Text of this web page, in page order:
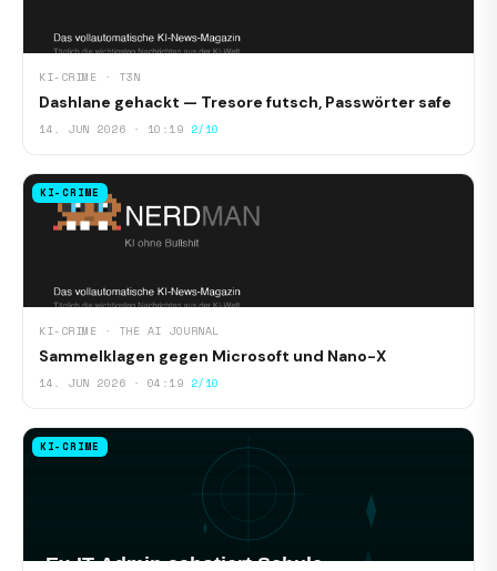
KI-CRIME · T3N
Dashlane gehackt — Tresore futsch, Passwörter safe
14. JUN 2026 · 10:19 2/10
KI-CRIME
KI-CRIME · THE AI JOURNAL
Sammelklagen gegen Microsoft und Nano-X
14. JUN 2026 · 04:19 2/10
KI-CRIME